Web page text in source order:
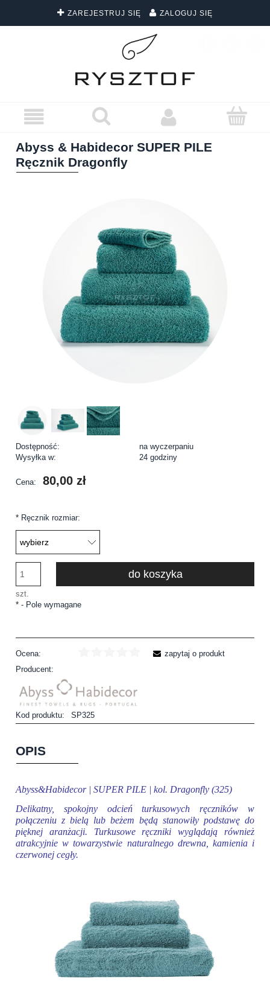
ZAREJESTRUJ SIĘ ZALOGUJ SIĘ
DARMOWA DOSTAWA WSZYSTKICH ZAMÓWIEŃ
Abyss & Habidecor SUPER PILE
Ręcznik Dragonfly
Dostępność:
na wyczerpaniu
Wysyłka w:
24 godziny
Cena: 80,00 zł
* Ręcznik rozmiar:
szt.
do koszyka
* - Pole wymagane
Ocena:
Producent:
Kod produktu: SP325
zapytaj o produkt
OPIS
Abyss&Habidecor | SUPER PILE | kol. Dragonfly (325)
Delikatny, spokojny odcień turkusowych ręczników w
połączeniu z bielą lub beżem będą stanowiły podstawę do
pięknej aranżacji. Turkusowe ręczniki wyglądają również
atrakcyjnie w towarzystwie naturalnego drewna, kamienia i
czerwonej cegły.